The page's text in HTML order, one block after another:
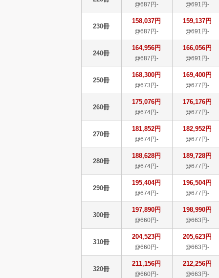
@687円- @691円-
230冊
158,037円
@687円-
159,137円
@691円-
240冊
164,956円
@687円-
166,056円
@691円-
250冊
168,300円
@673円-
169,400円
@677円-
260冊
175,076円
@674円-
176,176円
@677円-
270冊
181,852円
@674円-
182,952円
@677円-
280冊
188,628円
@674円-
189,728円
@677円-
290冊
195,404円
@674円-
196,504円
@677円-
300冊
197,890円
@660円-
198,990円
@663円-
310冊
204,523円
@660円-
205,623円
@663円-
320冊
211,156円
@660円-
212,256円
@663円-